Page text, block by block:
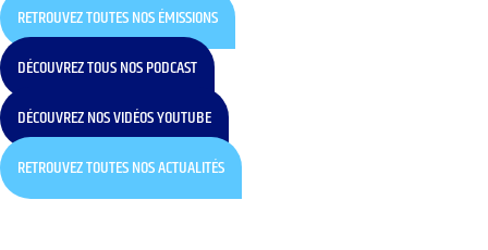
RETROUVEZ TOUTES NOS ÉMISSIONS
DÉCOUVREZ TOUS NOS PODCAST
DÉCOUVREZ NOS VIDÉOS YOUTUBE
RETROUVEZ TOUTES NOS ACTUALITÉS